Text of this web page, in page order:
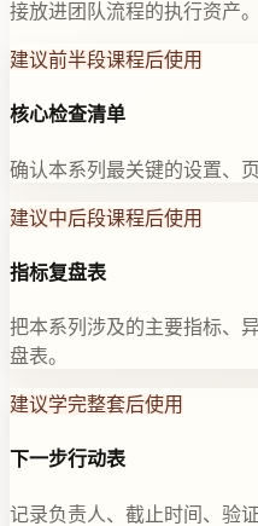
接放进团队流程的执行资产。
建议前半段课程后使用
核心检查清单
确认本系列最关键的设置、
建议中后段课程后使用
指标复盘表
把本系列涉及的主要指标、
盘表。
建议学完整套后使用
下一步行动表
记录负责人、截止时间、验